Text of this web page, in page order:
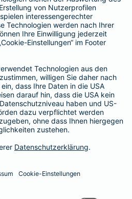
eV,
/ Pflege-Versicherungen,
Kinzel